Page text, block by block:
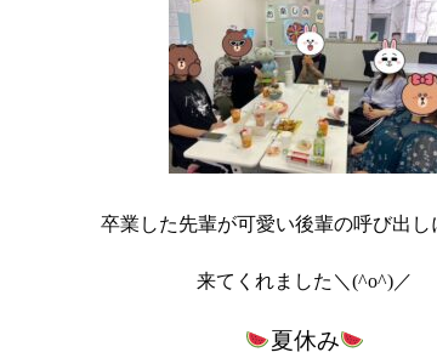
卒業した先輩が可愛い後輩の呼び出し
来てくれました＼(^o^)／
夏休み